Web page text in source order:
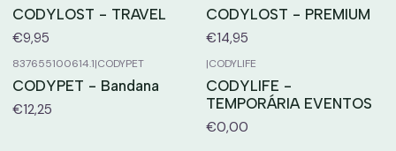
CODYLOST - TRAVEL
€9,95
CODYLOST - PREMIUM
€14,95
837655100614.1|CODYPET
CODYPET - Bandana
€12,25
|CODYLIFE
CODYLIFE -
TEMPORÁRIA EVENTOS
€0,00